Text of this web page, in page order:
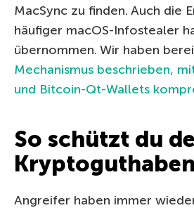
MacSync zu finden. Auch die
häufiger macOS-Infostealer
übernommen. Wir haben
Mechanismus beschrieben,
und Bitcoin-Qt-Wallets
So schützt du
Kryptoguthaben
Angreifer haben immer